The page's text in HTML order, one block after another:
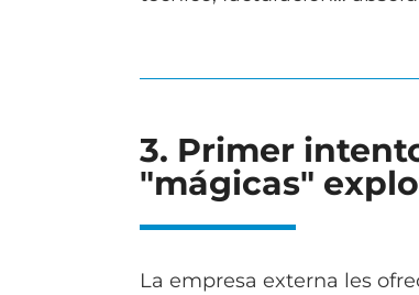
3. Primer
"mágicas"
La empresa externa les